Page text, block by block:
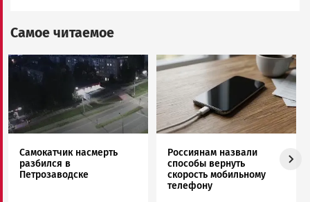
Самое читаемое
Image
Самокатчик насмерть
разбился в
Петрозаводске
Image
Россиянам назвали
способы вернуть
скорость мобильному
телефону